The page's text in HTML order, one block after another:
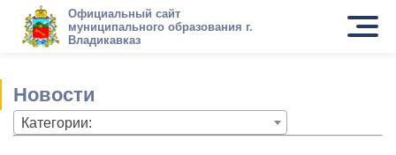
Официальный сайт
муниципального образования г.
Владикавказ
Новости
Категории: